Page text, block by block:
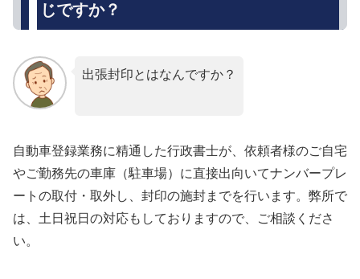
じですか？
出張封印とはなんですか？
自動車登録業務に精通した行政書士が、依頼者様のご自宅
やご勤務先の車庫（駐車場）に直接出向いてナンバープレ
ートの取付・取外し、封印の施封までを行います。弊所で
は、土日祝日の対応もしておりますので、ご相談くださ
い。